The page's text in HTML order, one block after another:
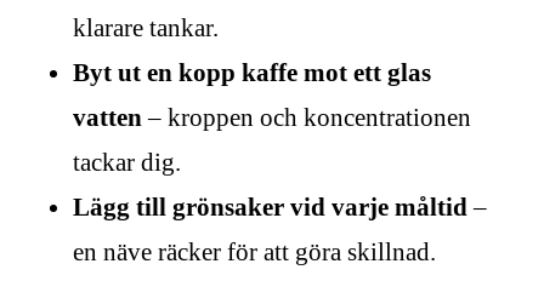
klarare tankar.
Byt ut en kopp kaffe mot ett glas
vatten– kroppen och koncentrationen
tackar dig.
Lägg till grönsaker vid varje måltid–
en näve räcker för att göra skillnad.